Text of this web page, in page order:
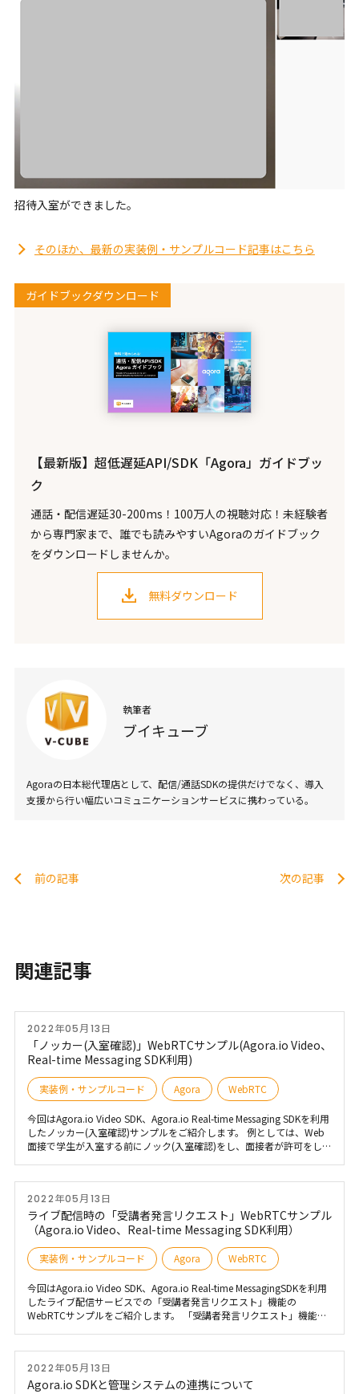
招待入室ができました。
そのほか、最新の実装例・サンプルコード記事はこちら
ガイドブックダウンロード
【最新版】超低遅延API/SDK「Agora」ガイドブッ
ク
通話・配信遅延30-200ms！100万人の視聴対応！未経験者
から専門家まで、誰でも読みやすいAgoraのガイドブック
をダウンロードしませんか。
無料ダウンロード
執筆者
ブイキューブ
Agoraの日本総代理店として、配信/通話SDKの提供だけでなく、導入
支援から行い幅広いコミュニケーションサービスに携わっている。
前の記事 次の記事
関連記事
2022年05月13日
「ノッカー(入室確認)」WebRTCサンプル(Agora.io Video、
Real-time Messaging SDK利用)
実装例・サンプルコード Agora WebRTC
今回はAgora.io Video SDK、Agora.io Real-time Messaging SDKを利用
したノッカー(入室確認)サンプルをご紹介します。 例としては、Web
面接で学生が入室する前にノック(入室確認)をし、面接者が許可をして
取りする部分はReal-time Messaging SDKで実現しています。 なお、
Video SDKはNext Generation(バージョン4)を利用します。
2022年05月13日
ライブ配信時の「受講者発言リクエスト」WebRTCサンプル
（Agora.io Video、Real-time Messaging SDK利用）
実装例・サンプルコード Agora WebRTC
今回はAgora.io Video SDK、Agora.io Real-time MessagingSDKを利用
したライブ配信サービスでの「受講者発言リクエスト」機能の
WebRTCサンプルをご紹介します。 「受講者発言リクエスト」機能と
と、受講者の映像・音声が有効になり、配信者と受講者にてリアルタ
イムに会話ができる機能になります。
2022年05月13日
Agora.io SDKと管理システムの連携について